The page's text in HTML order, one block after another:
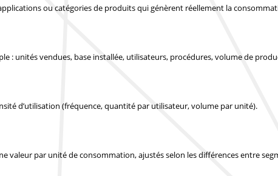
ou catégories de produits qui génèrent réellement la
: unités vendues, base installée, utilisateurs, procédures, volume de
d’utilisation (fréquence, quantité par utilisateur, volume par unité).
valeur par unité de consommation, ajustés selon les différences entre